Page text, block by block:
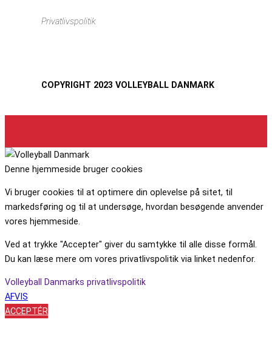
Privatlivspolitik
COPYRIGHT 2023 VOLLEYBALL DANMARK
Denne hjemmeside bruger cookies
Vi bruger cookies til at optimere din oplevelse på sitet, til
markedsføring og til at undersøge, hvordan besøgende anvender
vores hjemmeside.
Ved at trykke "Accepter" giver du samtykke til alle disse formål.
Du kan læse mere om vores privatlivspolitik via linket nedenfor.
Volleyball Danmarks privatlivspolitik
AFVIS
ACCEPTÉR